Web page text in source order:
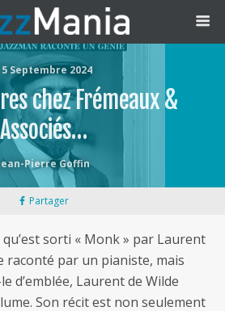
Septembre 2024
chez Frémeaux &
Associés…
Pierre Goffin
Partager
sorti « Monk » par Laurent
raconté par un pianiste, mais
d’emblée, Laurent de Wilde
Son récit est non seulement